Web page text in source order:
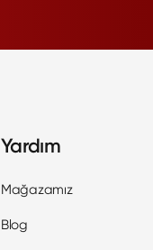
Yardım
Mağazamız
Blog